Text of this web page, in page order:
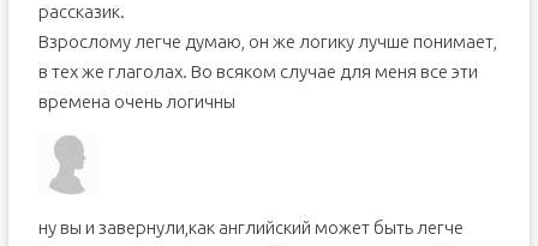
рассказик.
Взрослому легче думаю, он же логику лучше понимает,
в тех же глаголах. Во всяком случае для меня все эти
времена очень логичны
ну вы и завернули,как английский может быть легче